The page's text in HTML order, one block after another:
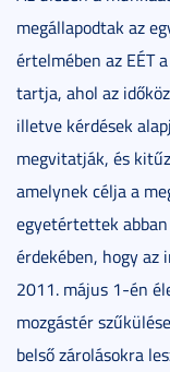
megállapodtak az
értelmében az EÉT
tartja, ahol az
illetve kérdések
megvitatják, és
amelynek célja a
egyetértettek
érdekében, hogy az
2011. május 1-én
mozgástér
belső zárolásokra